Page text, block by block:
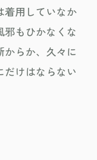
着用していなか
邪もひかなくな
からか、久々に
だけはならない